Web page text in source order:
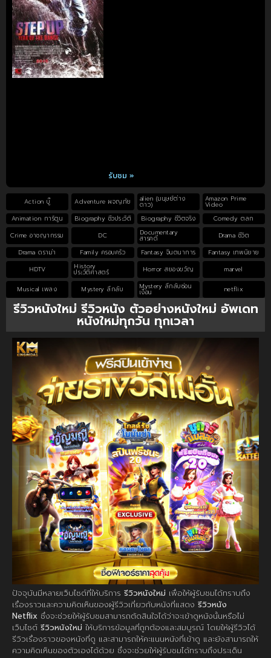
รับชม »
Action บู๊ Adventure ผจญภัย alien (มนุษย์ต่าง
ดาว)
Amazon Prime
Video
Animation การ์ตูน
Biography ชีวประวัติ Biography ชีวิตจริง
Comedy ตลก
Crime อาชญากรรม
DC Documentary
สารคดี
Drama ชีวิต
Drama ดราม่า
Family ครอบครัว Fantasy จินตนาการ
Fantasy เทพนิยาย
HDTV
History
ประวัติศาสตร์ Horror สยองขวัญ marvel
Musical เพลง Mystery ลึกลับ Mystery ลึกลับซ่อน
เงื่อน netflix
รีวิวหนังใหม่ รีวิวหนัง ตัวอย่างหนังใหม่ อัพเดท
หนังใหม่ทุกวัน ทุกเวลา
ปัจจุบันมีหลายเว็บไซต์ที่ให้บริการ รีวิวหนังใหม่ เพื่อให้ผู้รับชมได้ทราบถึง
เรื่องราวและความคิดเห็นของผู้รีวิวเกี่ยวกับหนังที่แสดง รีวิวหนัง
Netflix ซึ่งจะช่วยให้ผู้รับชมสามารถตัดสินใจได้ว่าจะเข้าดูหนังนั้นหรือไม่
เว็บไซต์ รีวิวหนังใหม่ ให้บริการข้อมูลที่ถูกต้องและสมบูรณ์ โดยให้ผู้รีวิวได้
รีวิวเรื่องราวของหนังที่ดู และสามารถให้คะแนนหนังที่เข้าดู และยังสามารถให้
ความคิดเห็นของตัวเองได้ด้วย ซึ่งจะช่วยให้ผู้รับชมได้ทราบถึงประเด็น